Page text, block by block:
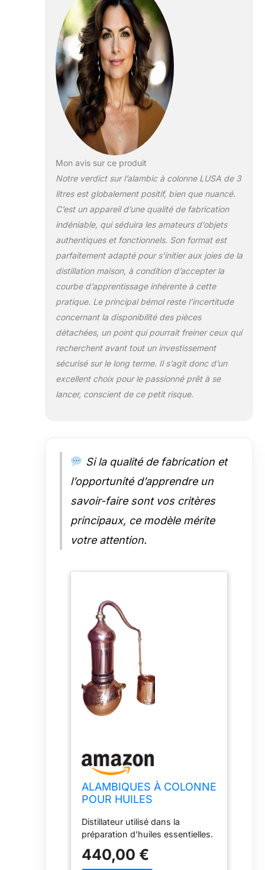
Mon avis sur ce produit
Notre verdict sur l’alambic à colonne LUSA de 3
litres est globalement positif, bien que nuancé.
C’est un appareil d’une qualité de fabrication
indéniable, qui séduira les amateurs d’objets
authentiques et fonctionnels. Son format est
parfaitement adapté pour s’initier aux joies de la
distillation maison, à condition d’accepter la
courbe d’apprentissage inhérente à cette
pratique. Le principal bémol reste l’incertitude
concernant la disponibilité des pièces
détachées, un point qui pourrait freiner ceux qui
recherchent avant tout un investissement
sécurisé sur le long terme. Il s’agit donc d’un
excellent choix pour le passionné prêt à se
lancer, conscient de ce petit risque.
Si la qualité de fabrication et
l’opportunité d’apprendre un
savoir-faire sont vos critères
principaux, ce modèle mérite
votre attention.
ALAMBIQUES À COLONNE
POUR HUILES
les tailles (20 Litres)
Distillateur utilisé dans la
préparation d'huiles essentielles.
440,00 €